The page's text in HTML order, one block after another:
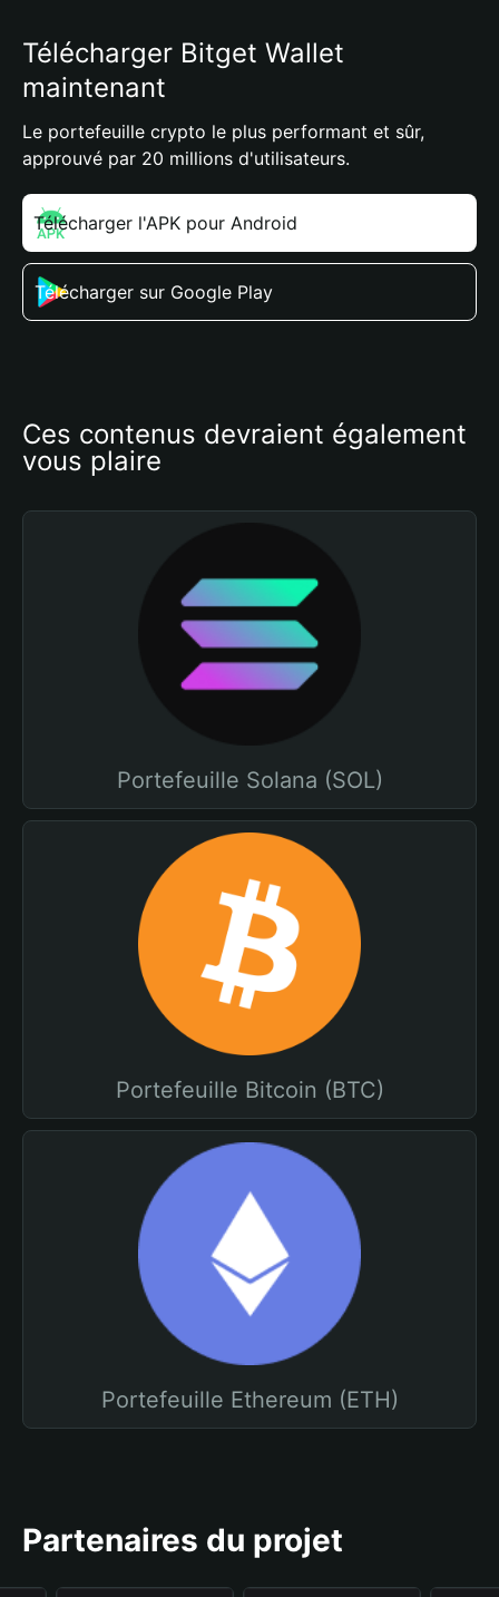
Télécharger Bitget Wallet
maintenant
Le portefeuille crypto le plus performant et sûr,
approuvé par 20 millions d'utilisateurs.
Télécharger l'APK pour Android
Télécharger sur Google Play
Ces contenus devraient également
vous plaire
Portefeuille Solana (SOL)
Portefeuille Bitcoin (BTC)
Portefeuille Ethereum (ETH)
Partenaires du projet